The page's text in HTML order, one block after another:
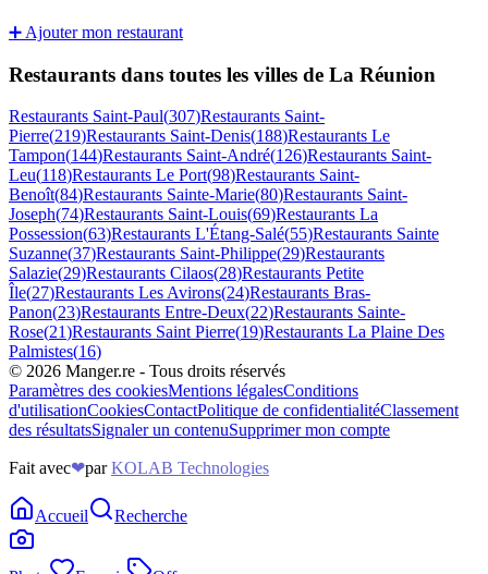
➕ Ajouter mon restaurant
Restaurants dans toutes les villes de La Réunion
Restaurants Saint-Paul(307)Restaurants Saint-
Pierre(219)Restaurants Saint-Denis(188)Restaurants Le
Tampon(144)Restaurants Saint-André(126)Restaurants Saint-
Leu(118)Restaurants Le Port(98)Restaurants Saint-
Benoît(84)Restaurants Sainte-Marie(80)Restaurants Saint-
Joseph(74)Restaurants Saint-Louis(69)Restaurants La
Possession(63)Restaurants L'Étang-Salé(55)Restaurants Sainte
Suzanne(37)Restaurants Saint-Philippe(29)Restaurants
Salazie(29)Restaurants Cilaos(28)Restaurants Petite
Île(27)Restaurants Les Avirons(24)Restaurants Bras-
Panon(23)Restaurants Entre-Deux(22)Restaurants Sainte-
Rose(21)Restaurants Saint Pierre(19)Restaurants La Plaine Des
Palmistes(16)
© 2026 Manger.re - Tous droits réservés
Paramètres des cookiesMentions légalesConditions
d'utilisationCookiesContactPolitique de confidentialitéClassement
des résultatsSignaler un contenuSupprimer mon compte
Fait avec❤par KOLAB Technologies
Accueil Recherche